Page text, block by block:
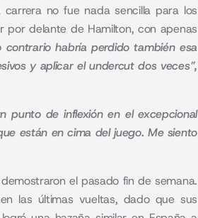
no fue nada sencilla para los
por delante de Hamilton, con apenas
contrario habría perdido también esa
y aplicar el undercut dos veces”,
punto de inflexión en el excepcional
están en cima del juego. Me siento
el pasado fin de semana.
las últimas vueltas, dado que sus